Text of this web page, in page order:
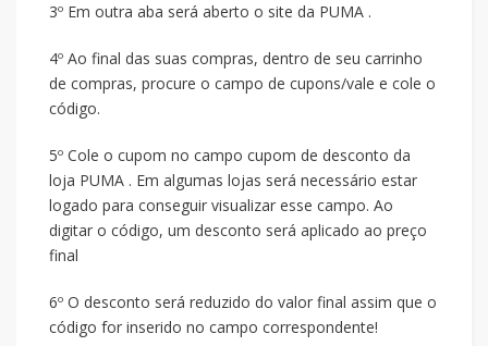
3º Em outra aba será aberto o site da PUMA .
4º Ao final das suas compras, dentro de seu carrinho
de compras, procure o campo de cupons/vale e cole o
código.
5º Cole o cupom no campo cupom de desconto da
loja PUMA . Em algumas lojas será necessário estar
logado para conseguir visualizar esse campo. Ao
digitar o código, um desconto será aplicado ao preço
final
6º O desconto será reduzido do valor final assim que o
código for inserido no campo correspondente!